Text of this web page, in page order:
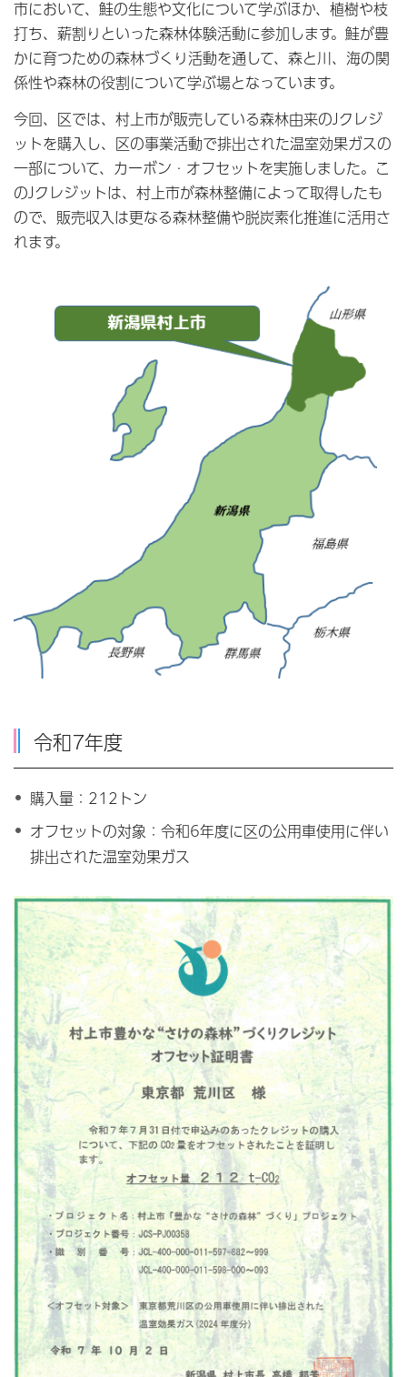
市において、鮭の生態や文化について学ぶほか、植樹や枝
打ち、薪割りといった森林体験活動に参加します。鮭が豊
かに育つための森林づくり活動を通して、森と川、海の関
係性や森林の役割について学ぶ場となっています。
今回、区では、村上市が販売している森林由来のJクレジ
ットを購入し、区の事業活動で排出された温室効果ガスの
一部について、カーボン・オフセットを実施しました。こ
のJクレジットは、村上市が森林整備によって取得したも
ので、販売収入は更なる森林整備や脱炭素化推進に活用さ
れます。
令和7年度
購入量：212トン
オフセットの対象：令和6年度に区の公用車使用に伴い
排出された温室効果ガス